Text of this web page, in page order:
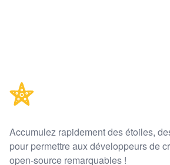
Accumulez rapidement des étoiles,
pour permettre aux développeurs de
open-source remarquables !